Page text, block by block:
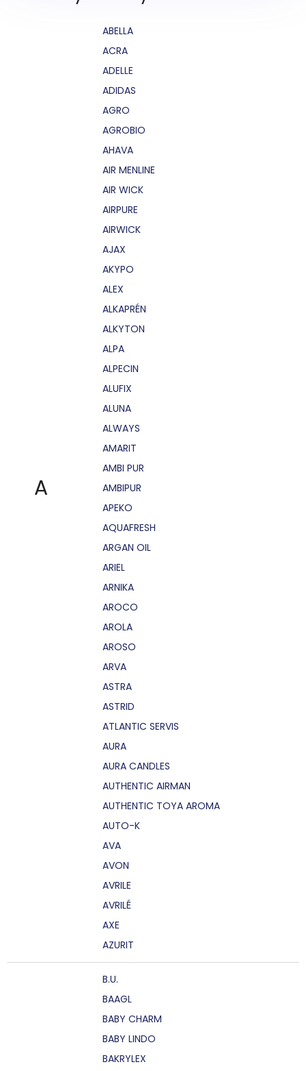
A
ABELLA
ACRA
ADELLE
ADIDAS
AGRO
AGROBIO
AHAVA
AIR MENLINE
AIR WICK
AIRPURE
AIRWICK
AJAX
AKYPO
ALEX
ALKAPRÉN
ALKYTON
ALPA
ALPECIN
ALUFIX
ALUNA
ALWAYS
AMARIT
AMBI PUR
AMBIPUR
APEKO
AQUAFRESH
ARGAN OIL
ARIEL
ARNIKA
AROCO
AROLA
AROSO
ARVA
ASTRA
ASTRID
ATLANTIC SERVIS
AURA
AURA CANDLES
AUTHENTIC AIRMAN
AUTHENTIC TOYA AROMA
AUTO-K
AVA
AVON
AVRILE
AVRILÉ
AXE
AZURIT
B.U.
BAAGL
BABY CHARM
BABY LINDO
BAKRYLEX